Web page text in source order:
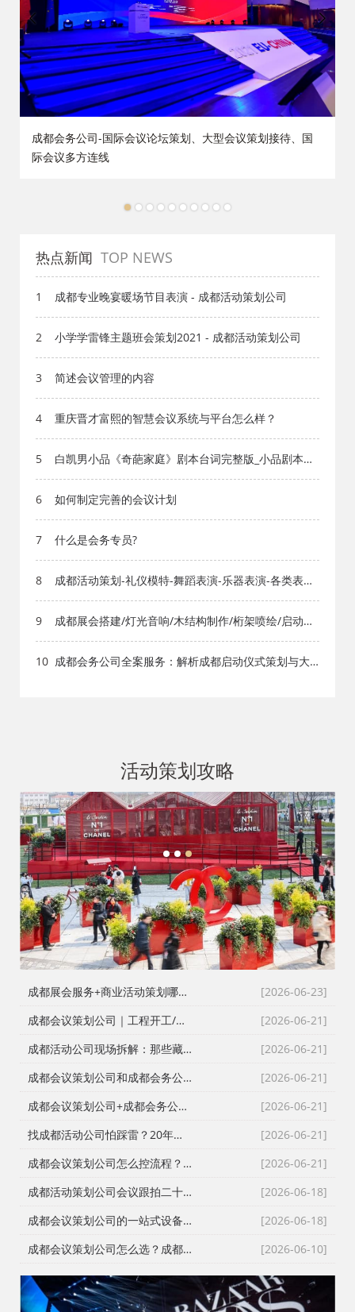
成都会务公司-国际会议论坛策划、大型会议策划接待、国
际会议多方连线
5 6 7 8 9 10
热点新闻 TOP NEWS
1 成都专业晚宴暖场节目表演 - 成都活动策划公司
2 小学学雷锋主题班会策划2021 - 成都活动策划公司
3 简述会议管理的内容
4 重庆晋才富熙的智慧会议系统与平台怎么样？
5
白凯男小品《奇葩家庭》剧本台词完整版_小品剧本库_
6 如何制定完善的会议计划
7 什么是会务专员?
8
成都活动策划-礼仪模特-舞蹈表演-乐器表演-各类表演
9
成都展会搭建/灯光音响/木结构制作/桁架喷绘/启动道
10 成都会务公司全案服务：解析成都启动仪式策划与大
活动策划攻略
1 2 3
[2026-06-23]
成都展会服务+商业活动策划哪家好？成都活动公司舞台布置演出一体化服务商
[2026-06-21]
成都会议策划公司｜工程开工/奠基/封顶/竣工仪式全案执行，成都会务接待公司搞定政企工程类高严谨度庆典活动
[2026-06-21]
成都活动公司现场拆解：那些藏在桁架与鲜花背后的“执行暗线”
[2026-06-21]
成都会议策划公司和成都会务公司到底差在哪？成都活动公司老策划师的真话
[2026-06-21]
成都会议策划公司+成都会务公司+成都会务服务公司：成都活动公司老策划师不愿公开的执行细节
[2026-06-21]
找成都活动公司怕踩雷？20年资深操盘手拆解宝宝宴与寿宴布置的隐形门槛
[2026-06-21]
成都会议策划公司怎么控流程？从LED大屏幕到沙画定制的全链路避坑指南
[2026-06-18]
成都活动策划公司会议跟拍二十七年的镜头逻辑：从医学会议到年会直播的现场记录
[2026-06-18]
成都会议策划公司的一站式设备配套：从舞台搭建到LED屏的现场逻辑
[2026-06-10]
成都会议策划公司怎么选？成都会务公司与成都活动执行公司全流程服务拆解